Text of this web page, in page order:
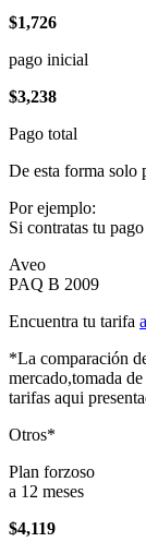
$1,726
pago inicial
$3,238
Pago total
De esta forma solo
Por ejemplo:
Si contratas tu
Aveo
PAQ B 2009
Encuentra tu tarifa
*La comparación
mercado,tomada
tarifas aqui
Otros*
Plan forzoso
a 12 meses
$4,119